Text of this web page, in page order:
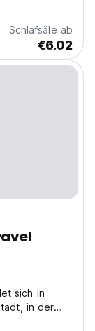
Schlafsäle ab
€6.02
sich in
in der